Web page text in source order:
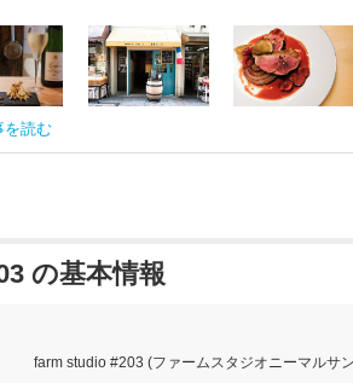
を読む
の基本情報
farm studio #203 (ファームスタジオニーマルサ